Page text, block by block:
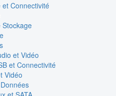
Connectivité
Stockage
et Vidéo
et Connectivité
Vidéo